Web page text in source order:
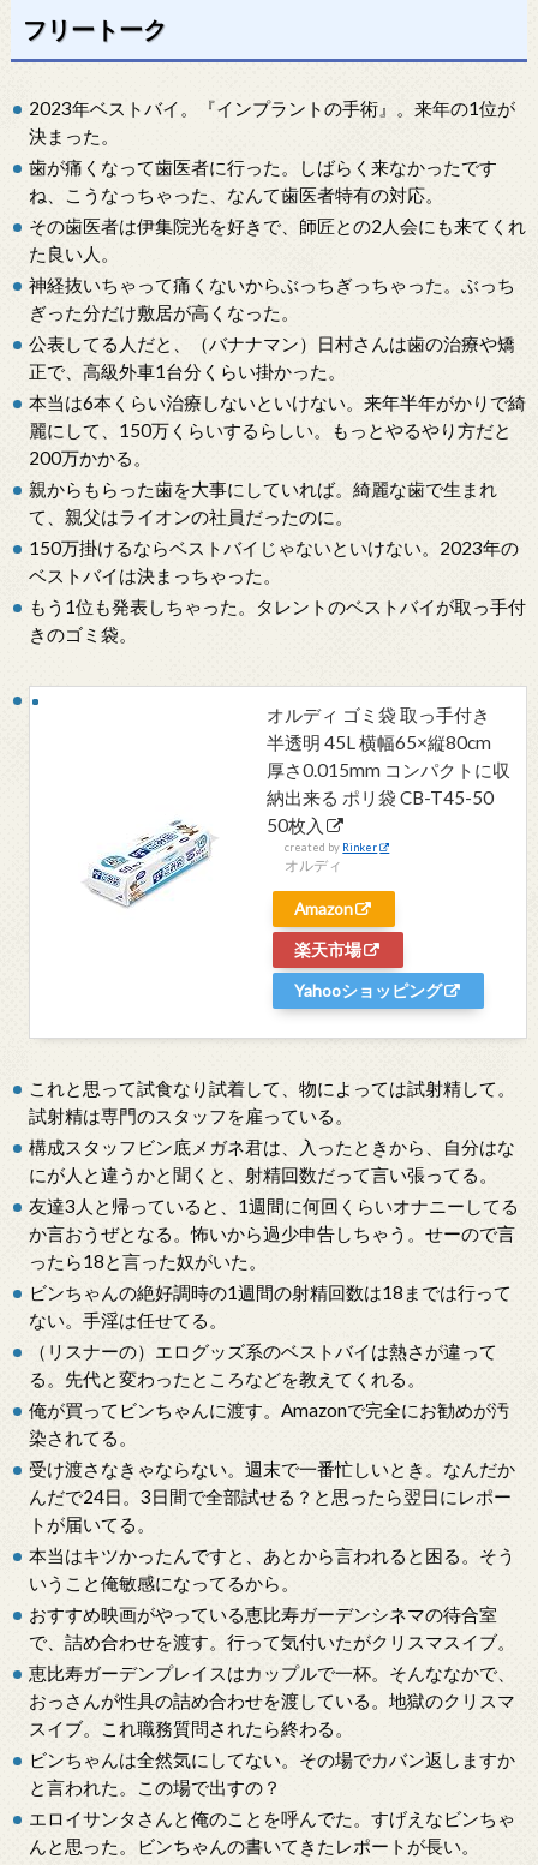
フリートーク
2023年ベストバイ。『インプラントの手術』。来年の1位が
決まった。
歯が痛くなって歯医者に行った。しばらく来なかったです
ね、こうなっちゃった、なんて歯医者特有の対応。
その歯医者は伊集院光を好きで、師匠との2人会にも来てくれ
た良い人。
神経抜いちゃって痛くないからぶっちぎっちゃった。ぶっち
ぎった分だけ敷居が高くなった。
公表してる人だと、（バナナマン）日村さんは歯の治療や矯
正で、高級外車1台分くらい掛かった。
本当は6本くらい治療しないといけない。来年半年がかりで綺
麗にして、150万くらいするらしい。もっとやるやり方だと
200万かかる。
親からもらった歯を大事にしていれば。綺麗な歯で生まれ
て、親父はライオンの社員だったのに。
150万掛けるならベストバイじゃないといけない。2023年の
ベストバイは決まっちゃった。
もう1位も発表しちゃった。タレントのベストバイが取っ手付
きのゴミ袋。
オルディ ゴミ袋 取っ手付き
半透明 45L 横幅65×縦80cm
厚さ0.015mm コンパクトに収
納出来る ポリ袋 CB-T45-50
50枚入
created by Rinker
オルディ
Amazon
楽天市場
Yahooショッピング
これと思って試食なり試着して、物によっては試射精して。
試射精は専門のスタッフを雇っている。
構成スタッフビン底メガネ君は、入ったときから、自分はな
にが人と違うかと聞くと、射精回数だって言い張ってる。
友達3人と帰っていると、1週間に何回くらいオナニーしてる
か言おうぜとなる。怖いから過少申告しちゃう。せーので言
ったら18と言った奴がいた。
ビンちゃんの絶好調時の1週間の射精回数は18までは行って
ない。手淫は任せてる。
（リスナーの）エログッズ系のベストバイは熱さが違って
る。先代と変わったところなどを教えてくれる。
俺が買ってビンちゃんに渡す。Amazonで完全にお勧めが汚
染されてる。
受け渡さなきゃならない。週末で一番忙しいとき。なんだか
んだで24日。3日間で全部試せる？と思ったら翌日にレポー
トが届いてる。
本当はキツかったんですと、あとから言われると困る。そう
いうこと俺敏感になってるから。
おすすめ映画がやっている恵比寿ガーデンシネマの待合室
で、詰め合わせを渡す。行って気付いたがクリスマスイブ。
恵比寿ガーデンプレイスはカップルで一杯。そんななかで、
おっさんが性具の詰め合わせを渡している。地獄のクリスマ
スイブ。これ職務質問されたら終わる。
ビンちゃんは全然気にしてない。その場でカバン返しますか
と言われた。この場で出すの？
エロイサンタさんと俺のことを呼んでた。すげえなビンちゃ
んと思った。ビンちゃんの書いてきたレポートが長い。